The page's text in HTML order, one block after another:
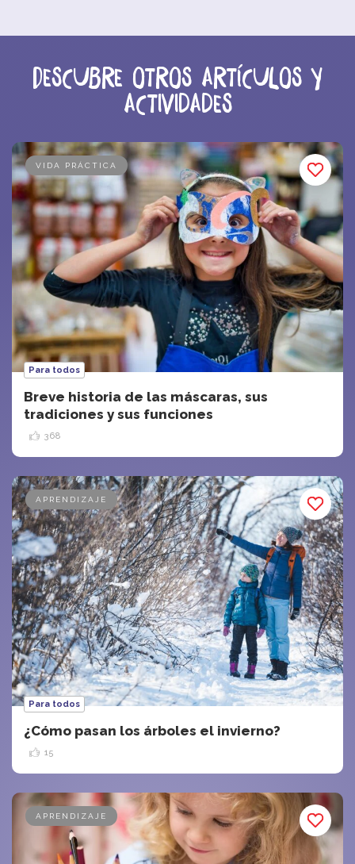
Descubre otros artículos y
actividades
VIDA PRÁCTICA
Para todos
Breve historia de las máscaras, sus
tradiciones y sus funciones
368
APRENDIZAJE
Para todos
¿Cómo pasan los árboles el invierno?
15
APRENDIZAJE